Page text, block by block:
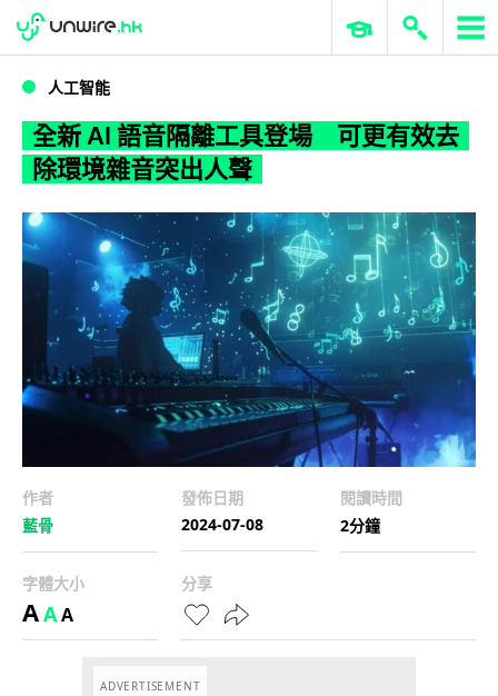
WWDC 2026 ERP 與商業 AI
人工智能
全新 AI 語音隔離工具登場 可更有效去
除環境雜音突出人聲
作者
藍骨
發佈日期
2024-07-08
閱讀時間
2分鐘
字體大小
AAA
分享
ADVERTISEMENT